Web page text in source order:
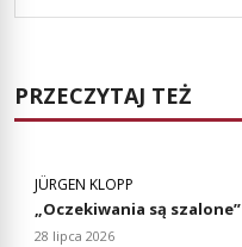
PRZECZYTAJ TEŻ
JÜRGEN KLOPP
„Oczekiwania są szalone”
28 lipca 2026